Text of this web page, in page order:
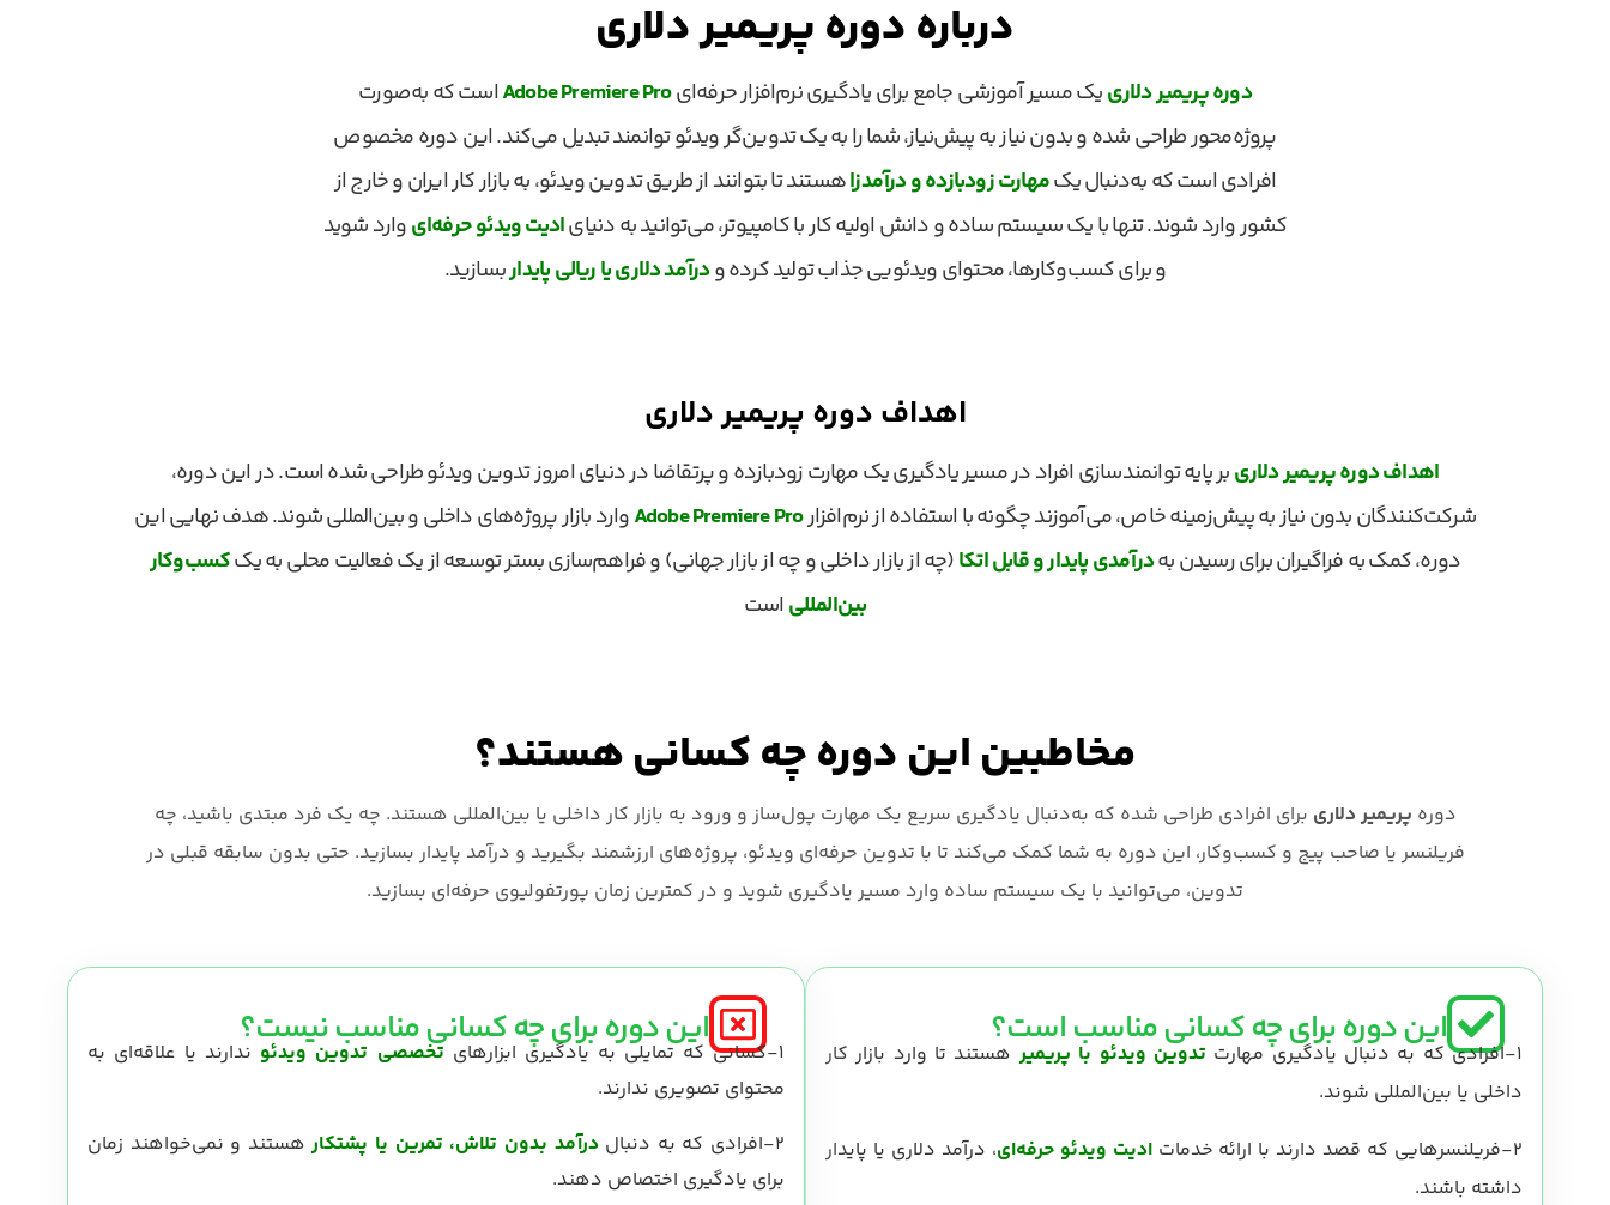
درباره دوره پریمیر دلاری
دوره پریمیر دلارییک مسیر آموزشی جامع برای یادگیری نرم‌افزار حرفه‌ایAdobe Premiere Proاست که به‌صورت
پروژه‌محور طراحی شده و بدون نیاز به پیش‌نیاز، شما را به یک تدوین‌گر ویدئو توانمند تبدیل می‌کند. این دوره مخصوص
افرادی است که به‌دنبال یکمهارت زودبازده و درآمدزاهستند تا بتوانند از طریق تدوین ویدئو، به بازار کار ایران و خارج از
کشور وارد شوند. تنها با یک سیستم ساده و دانش اولیه کار با کامپیوتر، می‌توانید به دنیایادیت ویدئو حرفه‌ایوارد شوید
و برای کسب‌وکارها، محتوای ویدئویی جذاب تولید کرده ودرآمد دلاری یا ریالی پایداربسازید.
اهداف دوره پریمیر دلاری
اهداف دوره پریمیر دلاریبر پایه توانمندسازی افراد در مسیر یادگیری یک مهارت زودبازده و پرتقاضا در دنیای امروز تدوین ویدئو طراحی شده است. در این دوره،
شرکت‌کنندگان بدون نیاز به پیش‌زمینه خاص، می‌آموزند چگونه با استفاده از نرم‌افزارAdobe Premiere Proوارد بازار پروژه‌های داخلی و بین‌المللی شوند. هدف نهایی این
دوره، کمک به فراگیران برای رسیدن بهدرآمدی پایدار و قابل اتکا(چه از بازار داخلی و چه از بازار جهانی) و فراهم‌سازی بستر توسعه از یک فعالیت محلی به یککسب‌وکار
بین‌المللی است
مخاطبین این دوره چه کسانی هستند؟
دوره پریمیر دلاری برای افرادی طراحی شده که به‌دنبال یادگیری سریع یک مهارت پول‌ساز و ورود به بازار کار داخلی یا بین‌المللی هستند. چه یک فرد مبتدی باشید، چه
فریلنسر یا صاحب پیج و کسب‌وکار، این دوره به شما کمک می‌کند تا با تدوین حرفه‌ای ویدئو، پروژه‌های ارزشمند بگیرید و درآمد پایدار بسازید. حتی بدون سابقه قبلی در
تدوین، می‌توانید با یک سیستم ساده وارد مسیر یادگیری شوید و در کمترین زمان پورتفولیوی حرفه‌ای بسازید.
این دوره برای چه کسانی مناسب است؟
1-افرادی که به دنبال یادگیری مهارت تدوین ویدئو با پریمیرهستند تا وارد بازار کار
داخلی یا بین‌المللی شوند.
2-فریلنسرهایی که قصد دارند با ارائه خدمات
ادیت ویدئو حرفه‌ای، درآمد دلاری یا پایدار
داشته باشند.
این دوره برای چه کسانی مناسب نیست؟
1-کسانی که تمایلی به یادگیری ابزارهای تخصصی تدوین ویدئو ندارند یا علاقه‌ای به
محتوای تصویری ندارند.
2-افرادی که به دنبال
درآمد بدون تلاش، تمرین یا پشتکارهستند و نمی‌خواهند زمان
برای یادگیری اختصاص دهند.